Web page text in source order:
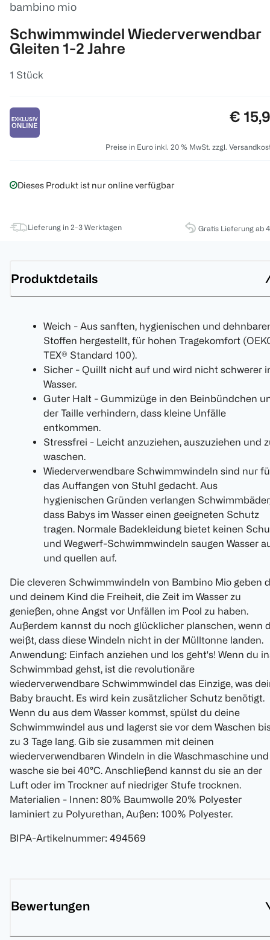
bambino mio
Schwimmwindel Wiederverwendbar
Gleiten 1-2 Jahre
1 Stück
Preis:
€
Preise in Euro inkl. 20 % MwSt. zzgl.
Dieses Produkt ist nur online verfügbar
Lieferung in 2-3 Werktagen Gratis Lieferung ab
Produktdetails
Weich - Aus sanften, hygienischen und
Stoffen hergestellt, für hohen Tragekomfort
TEX® Standard 100).
Sicher - Quillt nicht auf und wird nicht schwerer
Wasser.
Guter Halt - Gummizüge in den Beinbündchen
der Taille verhindern, dass kleine Unfälle
entkommen.
Stressfrei - Leicht anzuziehen, auszuziehen und
waschen.
Wiederverwendbare Schwimmwindeln sind nur
das Auffangen von Stuhl gedacht. Aus
hygienischen Gründen verlangen
dass Babys im Wasser einen geeigneten Schutz
tragen. Normale Badekleidung bietet keinen
und Wegwerf-Schwimmwindeln saugen Wasser
und quellen auf.
Die cleveren Schwimmwindeln von Bambino Mio geben
und deinem Kind die Freiheit, die Zeit im Wasser zu
genießen, ohne Angst vor Unfällen im Pool zu haben.
Außerdem kannst du noch glücklicher planschen, wenn
weißt, dass diese Windeln nicht in der Mülltonne landen.
Anwendung: Einfach anziehen und los geht's! Wenn du
Schwimmbad gehst, ist die revolutionäre
wiederverwendbare Schwimmwindel das Einzige, was
Baby braucht. Es wird kein zusätzlicher Schutz benötigt.
Wenn du aus dem Wasser kommst, spülst du deine
Schwimmwindel aus und lagerst sie vor dem Waschen
zu 3 Tage lang. Gib sie zusammen mit deinen
wiederverwendbaren Windeln in die Waschmaschine und
wasche sie bei 40°C. Anschließend kannst du sie an der
Luft oder im Trockner auf niedriger Stufe trocknen.
Materialien - Innen: 80% Baumwolle 20% Polyester
laminiert zu Polyurethan, Außen: 100% Polyester.
BIPA-Artikelnummer: 494569
Bewertungen